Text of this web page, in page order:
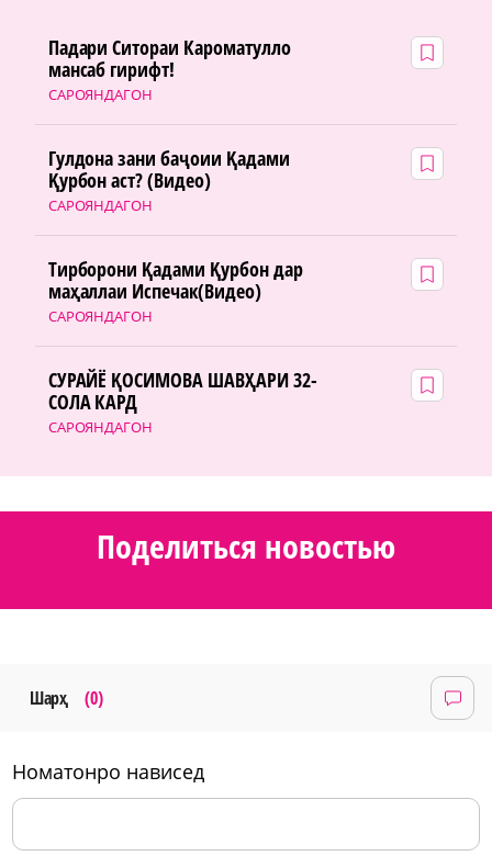
САРОЯНДАГОН
Падари Ситораи Кароматулло
мансаб гирифт!
САРОЯНДАГОН
Гулдона зани баҷоии Қадами
Қурбон аст? (Видео)
САРОЯНДАГОН
Тирборони Қадами Қурбон дар
маҳаллаи Испечак(Видео)
САРОЯНДАГОН
СУРАЙЁ ҚОСИМОВА ШАВҲАРИ 32-
СОЛА КАРД
Поделиться новостью
Шарҳ (0)
номатонро нависед